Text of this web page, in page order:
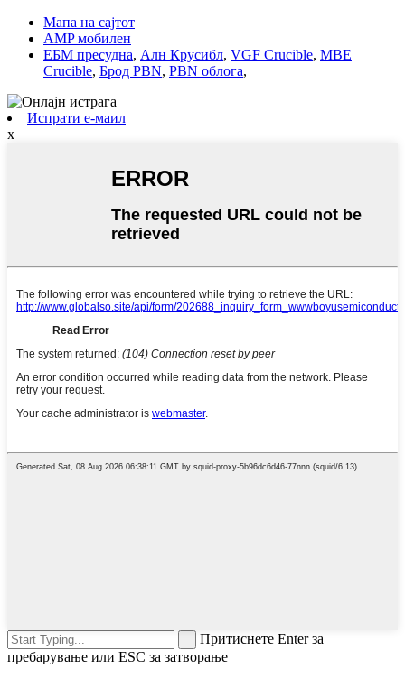
Мапа на сајтот
AMP мобилен
ЕБМ пресудна, Алн Крусибл, VGF Crucible, MBE
Crucible, Брод PBN, PBN облога,
Испрати е-маил
x
Притиснете Enter за
пребарување или ESC за затворање